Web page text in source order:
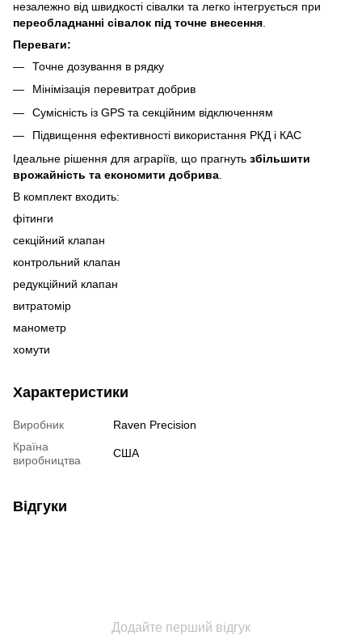
незалежно від швидкості сівалки та легко інтегрується при
переобладнанні сівалок під точне внесення
Переваги:
Точне дозування в рядку
Мінімізація перевитрат добрив
Сумісність із GPS та секційним відключенням
Підвищення ефективності використання РКД і КАС
Ідеальне рішення для аграріїв, що прагнуть збільшити
врожайність та економити добрива
В комплект входить:
фітинги
секційний клапан
контрольний клапан
редукційний клапан
витратомір
манометр
хомути
Характеристики
Виробник
Raven Precision
Країна
виробництва
США
Відгуки
Додайте перший відгук